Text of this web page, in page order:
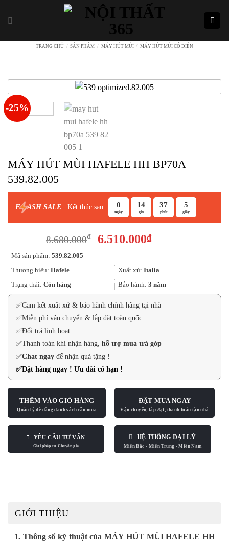
TRANG CHỦ / SẢN PHẨM / MÁY HÚT MÙI / MÁY HÚT MÙI CỔ ĐIỂN
-25%
MÁY HÚT MÙI HAFELE HH BP70A
539.82.005
F ASH SALE Kết thúc sau 0
ngày
14
giờ
37
phút
5
giây
8.680.000₫
Giá
8.680.000₫.
6.510.000₫Giá
là:
6.510.000₫.
Mã sản phẩm: 539.82.005
Thương hiệu: Hafele Xuất xứ: Italia
Trạng thái: Còn hàng Bảo hành: 3 năm
✅Cam kết xuất xứ & bảo hành chính hãng tại nhà
✅Miễn phí vận chuyển & lắp đặt toàn quốc
✅Đổi trả linh hoạt
✅Thanh toán khi nhận hàng, hỗ trợ mua trả góp
✅Chat ngay để nhận quà tặng !
✅Đặt hàng ngay ! Ưu đãi có hạn !
THÊM VÀO GIỎ HÀNG ĐẶT MUA NGAY
YÊU CẦU TƯ VẤN HỆ THỐNG ĐẠI LÝ
GIỚI THIỆU
1. Thông số kỹ thuật của MÁY HÚT MÙI HAFELE HH